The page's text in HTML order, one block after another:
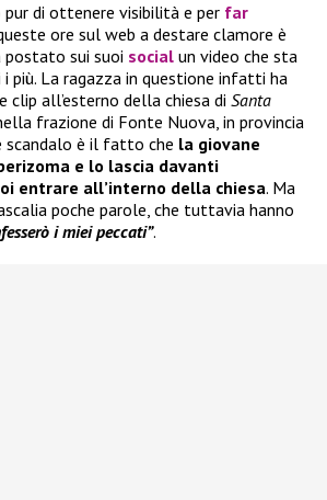
di ottenere visibilità e per far
ore sul web a destare clamore è
postato sui suoi social un video che sta
più. La ragazza in questione infatti ha
clip all’esterno della chiesa di Santa
frazione di Fonte Nuova, in provincia
scandalo è il fatto che la giovane
e lo lascia davanti
entrare all’interno della chiesa. Ma
poche parole, che tuttavia hanno
i miei peccati”.